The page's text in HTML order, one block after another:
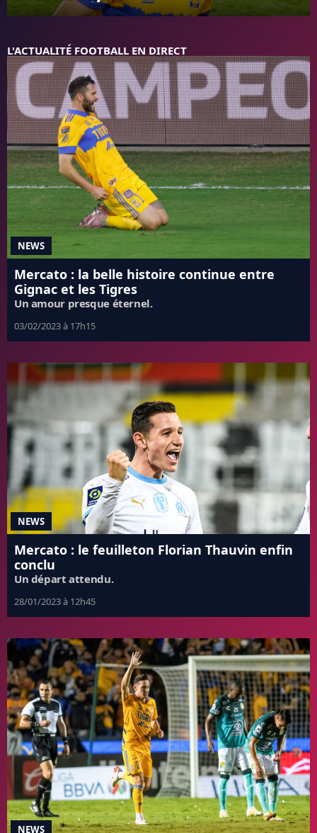
FC BARCELONE
CHELSEA
ARSENAL
BAYERN
L'AVIS DE LA RÉDAC'
L'ACTUALITÉ FOOTBALL EN DIRECT
NEWS
Mercato : la belle histoire continue entre
Gignac et les Tigres
Un amour presque éternel.
03/02/2023 à 17h15
NEWS
Mercato : le feuilleton Florian Thauvin enfin
conclu
Un départ attendu.
28/01/2023 à 12h45
NEWS